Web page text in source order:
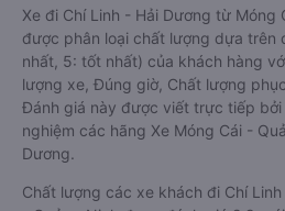
Xe đi Chí Linh - Hải Dương từ Móng
được phân loại chất lượng dựa trên
nhất, 5: tốt nhất) của khách hàng
lượng xe, Đúng giờ, Chất lượng
Đánh giá này được viết trực tiếp
nghiệm các hãng Xe Móng Cái -
Dương.
Chất lượng các xe khách đi Chí